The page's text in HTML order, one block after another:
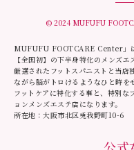
© 2024 MUFUFU
MUFUFU FOOTCARE Center」
【全国初】の下半身特化のメンズエ
厳選されたフットスパニストと当店
ながら脳がトロけるようなひと時
フットケアに特化する事と、特別な
ョンメンズエステ店になります。
所在地：大阪市北区兎我野町10-6